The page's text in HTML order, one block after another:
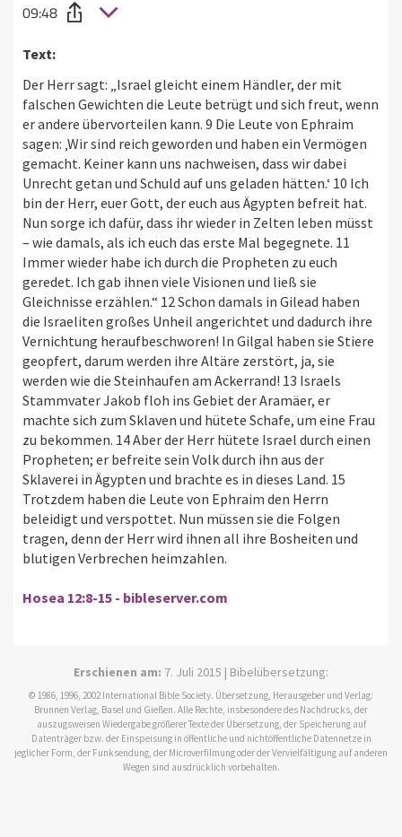
09:48
Text:
Der Herr sagt: „Israel gleicht einem Händler, der mit
falschen Gewichten die Leute betrügt und sich freut, wenn
er andere übervorteilen kann. 9 Die Leute von Ephraim
sagen: ‚Wir sind reich geworden und haben ein Vermögen
gemacht. Keiner kann uns nachweisen, dass wir dabei
Unrecht getan und Schuld auf uns geladen hätten.‘ 10 Ich
bin der Herr, euer Gott, der euch aus Ägypten befreit hat.
Nun sorge ich dafür, dass ihr wieder in Zelten leben müsst
– wie damals, als ich euch das erste Mal begegnete. 11
Immer wieder habe ich durch die Propheten zu euch
geredet. Ich gab ihnen viele Visionen und ließ sie
Gleichnisse erzählen.“ 12 Schon damals in Gilead haben
die Israeliten großes Unheil angerichtet und dadurch ihre
Vernichtung heraufbeschworen! In Gilgal haben sie Stiere
geopfert, darum werden ihre Altäre zerstört, ja, sie
werden wie die Steinhaufen am Ackerrand! 13 Israels
Stammvater Jakob floh ins Gebiet der Aramäer, er
machte sich zum Sklaven und hütete Schafe, um eine Frau
zu bekommen. 14 Aber der Herr hütete Israel durch einen
Propheten; er befreite sein Volk durch ihn aus der
Sklaverei in Ägypten und brachte es in dieses Land. 15
Trotzdem haben die Leute von Ephraim den Herrn
beleidigt und verspottet. Nun müssen sie die Folgen
tragen, denn der Herr wird ihnen all ihre Bosheiten und
blutigen Verbrechen heimzahlen.
Hosea 12:8-15 - bibleserver.com
Erschienen am: 7. Juli 2015 | Bibelübersetzung:
© 1986, 1996, 2002 International Bible Society. Übersetzung, Herausgeber und Verlag:
Brunnen Verlag, Basel und Gießen. Alle Rechte, insbesondere des Nachdrucks, der
auszugsweisen Wiedergabe größerer Texte der Übersetzung, der Speicherung auf
Datenträger bzw. der Einspeisung in öffentliche und nichtöffentliche Datennetze in
jeglicher Form, der Funksendung, der Microverfilmung oder der Vervielfältigung auf anderen
Wegen sind ausdrücklich vorbehalten.